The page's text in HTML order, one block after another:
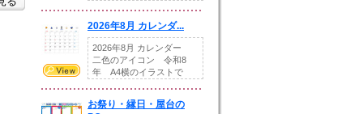
2026年8月 カレンダ...
2026年8月 カレンダー
二色のアイコン 令和8
年 A4横のイラストで
お祭り・縁日・屋台の